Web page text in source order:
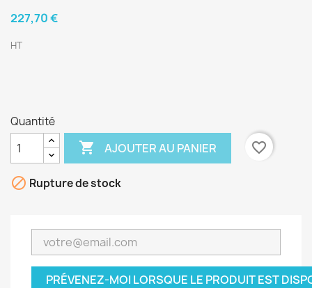
227,70 €
HT
Quantité
 AJOUTER AU PANIER favorite_border
 Rupture de stock
PRÉVENEZ-MOI LORSQUE LE PRODUIT EST